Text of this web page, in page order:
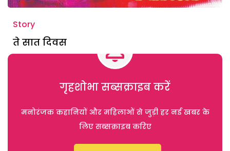
Story
ते सात दिवस
गृहशोभा सब्सक्राइब करें
मनोरंजक कहानियों और महिलाओं से जुड़ी हर नई खबर के
लिए सब्सक्राइब करिए